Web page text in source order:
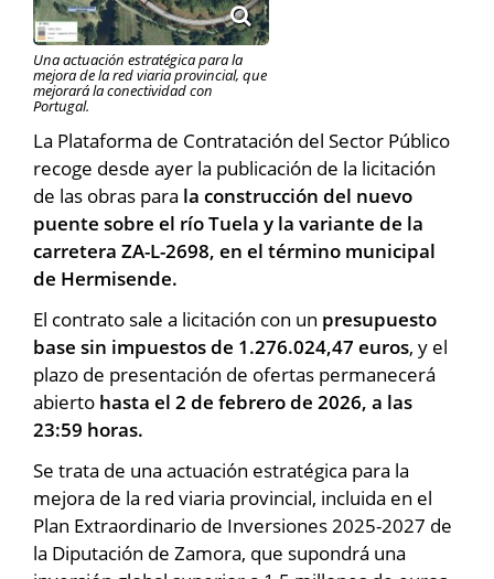
Una actuación estratégica para la
mejora de la red viaria provincial, que
mejorará la conectividad con
Portugal.
La Plataforma de Contratación del Sector Público
recoge desde ayer la publicación de la licitación
de las obras para la construcción del nuevo
puente sobre el río Tuela y la variante de la
carretera ZA-L-2698, en el término municipal
de Hermisende.
El contrato sale a licitación con un presupuesto
base sin impuestos de 1.276.024,47 euros, y el
plazo de presentación de ofertas permanecerá
abierto hasta el 2 de febrero de 2026, a las
23:59 horas.
Se trata de una actuación estratégica para la
mejora de la red viaria provincial, incluida en el
Plan Extraordinario de Inversiones 2025-2027 de
la Diputación de Zamora, que supondrá una